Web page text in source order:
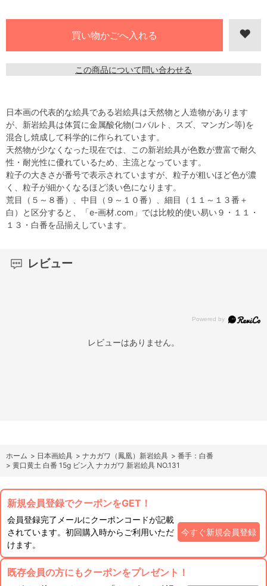
この商品について問い合わせる
日本画の代表的な絵具である岩絵具は天然物と人造物があります
が、新岩絵具は体質に金属酸化物(コバルト、スズ、マンガン等)を
混合し焼成して科学的に作られています。
天然物が少なくなった現在では、この新岩絵具が色数が豊富で耐久
性・耐光性に優れているため、主流となっています。
粒子の大きさが番号で表示されていますが、粒子が粗いほど色が濃
く、粒子が細かくなるほど淡い色になります。
荒目（５～８番）、中目（９～１０番）、細目（１１～１３番＋
白）と区分すると、「e-画材.com」では比較的使い易い９・１１・
１３・白番を品揃えしています。
レビュー
レビューはありません。
ホーム > 日本画絵具 > ナカガワ（鳳凰）新岩絵具 > 番手：白番
> 黄口黄土 白番 15g ビン入 ナカガワ 新岩絵具 NO.131
新規会員登録でクーポンをGET！
会員登録完了メールにクーポンコードが記載
されています。初回購入時からご利用いただ
けます。
今すぐ新規会員登録
既存会員の方にもクーポンをプレゼント！